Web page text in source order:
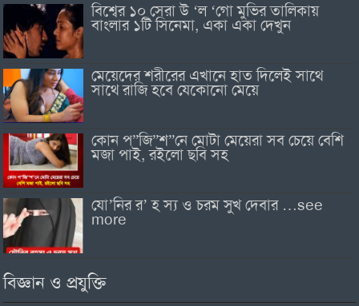
বিশ্বের ১০ সেরা উ ‘ল ‘গো মুভির তালিকায়
বাংলার ১টি সিনেমা, একা একা দেখুন
মেয়েদের শরীরের এখানে হাত দিলেই সাথে
সাথে রাজি হবে যেকোনো মেয়ে
কোন প”জি”শ”নে মোটা মেয়েরা সব চেয়ে বেশি
মজা পাই, রইলো ছবি সহ
যো’নির র’ হ স্য ও চরম সুখ দেবার …see
more
বিজ্ঞান ও প্রযুক্তি